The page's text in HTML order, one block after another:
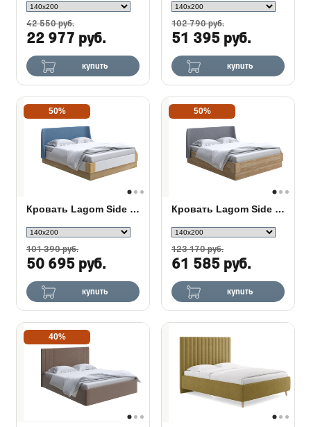
42 550 руб.
22 977 руб.
купить
102 790 руб.
51 395 руб.
купить
50%
Кровать Lagom Side Chips с подъемным механизмом
101 390 руб.
50 695 руб.
купить
50%
Кровать Lagom Side Wood с подъемным механизмом
123 170 руб.
61 585 руб.
купить
40%